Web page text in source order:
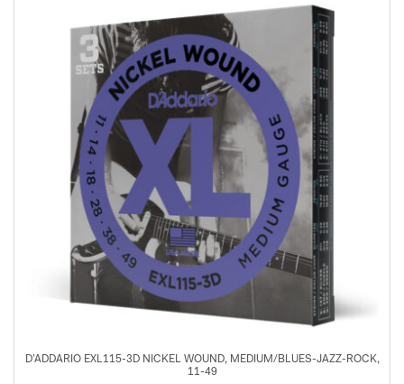
D’ADDARIO EXL115-3D NICKEL WOUND, MEDIUM/BLUES-JAZZ-ROCK,
11-49